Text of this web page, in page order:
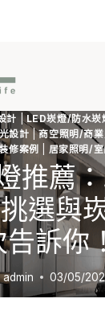
計 |LED崁燈/防水崁
設計 |商空照明/商
修案例
居家照明/室
推薦
選與
告訴你
admin 03/05/